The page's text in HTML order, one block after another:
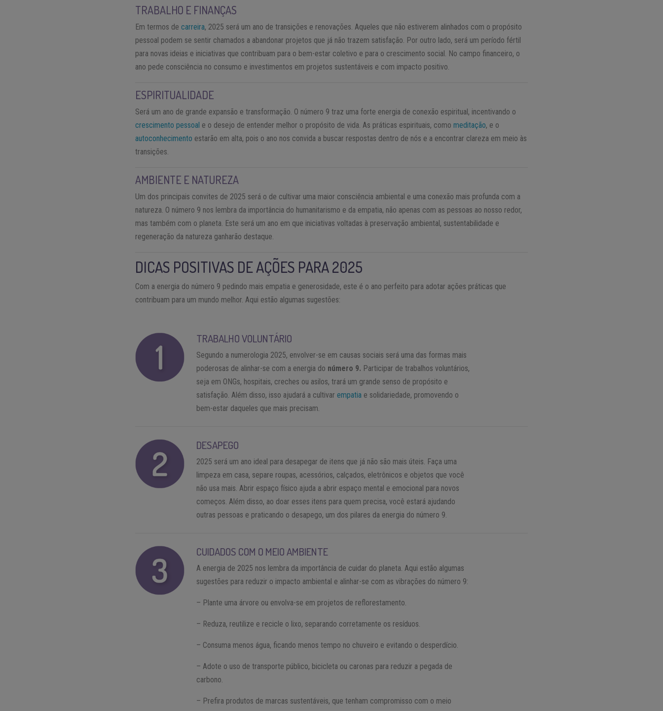
TRABALHO E FINANÇAS
Em termos decarreira, 2025 será um ano de transições e renovações. Aqueles que não estiverem alinhados com o propósito
pessoal podem se sentir chamados a abandonar projetos que já não trazem satisfação. Por outro lado, será um período fértil
para novas ideias e iniciativas que contribuam para o bem-estar coletivo e para o crescimento social. No campo financeiro, o
ano pede consciência no consumo e investimentos em projetos sustentáveis e com impacto positivo.
ESPIRITUALIDADE
Será um ano de grande expansão e transformação. O número 9 traz uma forte energia de conexão espiritual, incentivando o
crescimento pessoal e o desejo de entender melhor o propósito de vida. As práticas espirituais, comomeditação, e o
autoconhecimento estarão em alta, pois o ano nos convida a buscar respostas dentro de nós e a encontrar clareza em meio às
transições.
AMBIENTE E NATUREZA
Um dos principais convites de 2025 será o de cultivar uma maior consciência ambiental e uma conexão mais profunda com a
natureza. O número 9 nos lembra da importância do humanitarismo e da empatia, não apenas com as pessoas ao nosso redor,
mas também com o planeta. Este será um ano em que iniciativas voltadas à preservação ambiental, sustentabilidade e
regeneração da natureza ganharão destaque.
DICAS POSITIVAS DE AÇÕES PARA 2025
Com a energia do número 9 pedindo mais empatia e generosidade, este é o ano perfeito para adotar ações práticas que
contribuam para um mundo melhor. Aqui estão algumas sugestões:
TRABALHO VOLUNTÁRIO
Segundo a numerologia 2025, envolver-se em causas sociais será uma das formas mais
poderosas de alinhar-se com a energia do número 9. Participar de trabalhos voluntários,
seja em ONGs, hospitais, creches ou asilos, trará um grande senso de propósito e
satisfação. Além disso, isso ajudará a cultivarempatia e solidariedade, promovendo o
bem-estar daqueles que mais precisam.
DESAPEGO
2025 será um ano ideal para desapegar de itens que já não são mais úteis. Faça uma
limpeza em casa, separe roupas, acessórios, calçados, eletrônicos e objetos que você
não usa mais. Abrir espaço físico ajuda a abrir espaço mental e emocional para novos
começos. Além disso, ao doar esses itens para quem precisa, você estará ajudando
outras pessoas e praticando o desapego, um dos pilares da energia do número 9.
CUIDADOS COM O MEIO AMBIENTE
A energia de 2025 nos lembra da importância de cuidar do planeta. Aqui estão algumas
sugestões para reduzir o impacto ambiental e alinhar-se com as vibrações do número 9:
– Plante uma árvore ou envolva-se em projetos de reflorestamento.
– Reduza, reutilize e recicle o lixo, separando corretamente os resíduos.
– Consuma menos água, ficando menos tempo no chuveiro e evitando o desperdício.
– Adote o uso de transporte público, bicicleta ou caronas para reduzir a pegada de
carbono.
– Prefira produtos de marcas sustentáveis, que tenham compromisso com o meio